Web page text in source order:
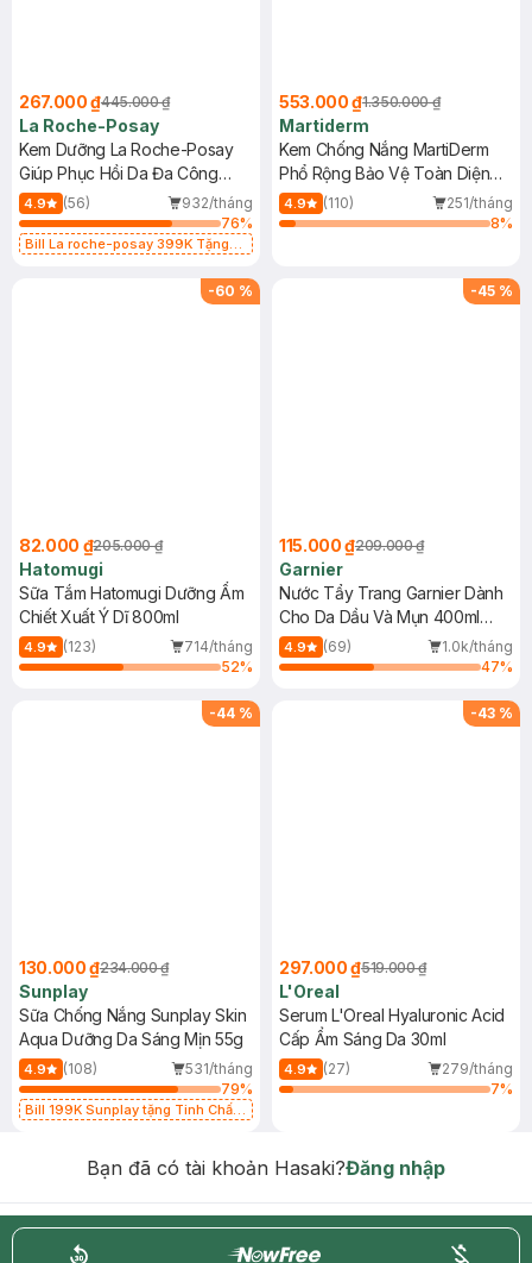
267.000 ₫445.000 ₫
La Roche-Posay
Kem Dưỡng La Roche-Posay
Giúp Phục Hồi Da Đa Công
Dụng 40ml
4.9 (56)
932/tháng
76%
Bill La roche-posay 399K Tặng
553.000 ₫1.350.000 ₫
Martiderm
Kem Chống Nắng MartiDerm
Phổ Rộng Bảo Vệ Toàn Diện
40ml
4.9 (110)
251/tháng
8%
-60 %
82.000 ₫205.000 ₫
Hatomugi
Sữa Tắm Hatomugi Dưỡng Ẩm
Chiết Xuất Ý Dĩ 800ml
4.9 (123)
714/tháng
52%
-45 %
115.000 ₫209.000 ₫
Garnier
Nước Tẩy Trang Garnier Dành
Cho Da Dầu Và Mụn 400ml
(Mới)
4.9 (69)
1.0k/tháng
47%
-44 %
130.000 ₫234.000 ₫
Sunplay
Sữa Chống Nắng Sunplay Skin
Aqua Dưỡng Da Sáng Mịn 55g
4.9 (108)
531/tháng
79%
Bill 199K Sunplay tặng Tinh Chất
-43 %
297.000 ₫519.000 ₫
L'Oreal
Serum L'Oreal Hyaluronic Acid
Cấp Ẩm Sáng Da 30ml
4.9 (27)
279/tháng
7%
Bạn đã có tài khoản Hasaki?Đăng nhập